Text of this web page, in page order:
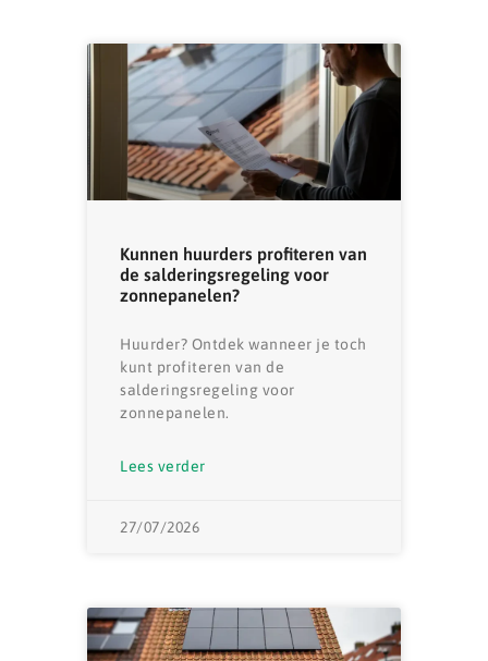
Kunnen huurders profiteren van
de salderingsregeling voor
zonnepanelen?
Huurder? Ontdek wanneer je toch
kunt profiteren van de
salderingsregeling voor
zonnepanelen.
Lees verder
27/07/2026